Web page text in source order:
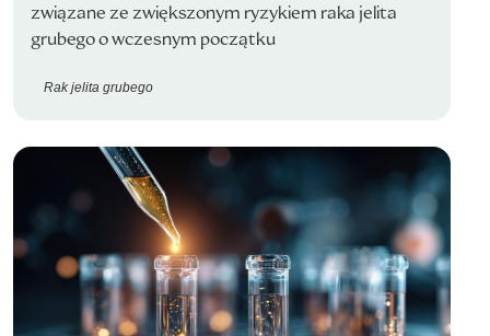
związane ze zwiększonym ryzykiem raka jelita
grubego o wczesnym początku
Rak jelita grubego